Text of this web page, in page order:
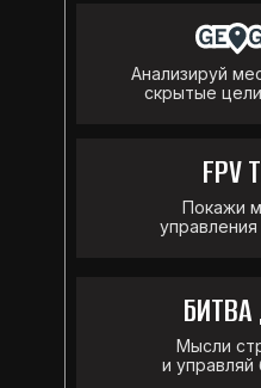
Мысли
и
Покажи
FPV
Анализируй
скрытые